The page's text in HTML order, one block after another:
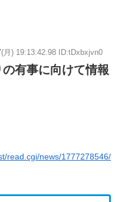
月) 19:13:42.98 ID:tDxbxjvn0
有事に向けて情報
read.cgi/news/1777278546/